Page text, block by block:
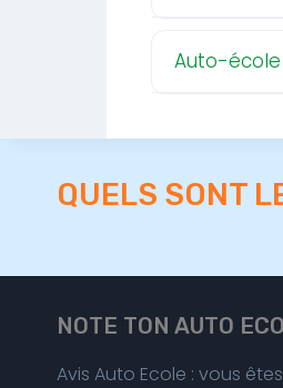
Auto-
QUELS SONT
NOTE TON AUTO
Avis Auto Ecole : vous